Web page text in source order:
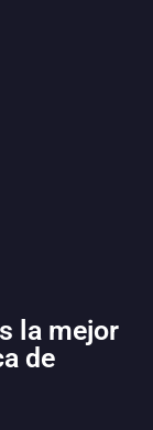
la mejor
de